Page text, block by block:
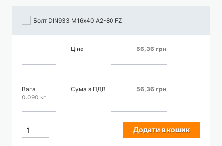
Болт DIN933 М16х40 А2-80 FZ
Ціна 56,36 грн
Вага
0.090 кг
Сума з ПДВ 56,36 грн
Додати в кошик